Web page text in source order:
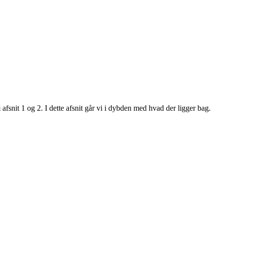
1 og 2. I dette afsnit går vi i dybden med hvad der ligger bag.